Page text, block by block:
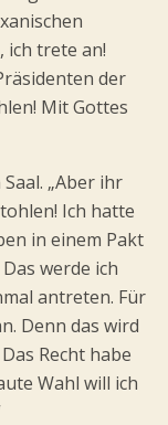
ich trete an!
der
Mit Gottes
„Aber ihr
Ich hatte
in einem Pakt
werde ich
antreten. Für
Denn das wird
Recht habe
Wahl will ich